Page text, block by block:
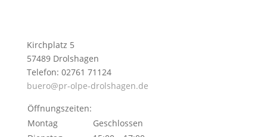
Kirchplatz 5
57489 Drolshagen
Telefon: 02761 71124
buero@pr-olpe-drolshagen.de
Öffnungszeiten:
Montag
Geschlossen